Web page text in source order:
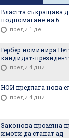
Властта съкращава
подпомагане на 6
преди 1 ден
Гербер номинира
кандидат-президент
преди 4 дни
НОИ предлага нова
преди 4 дни
Законова промяна
имоти да станат ад